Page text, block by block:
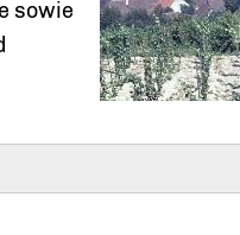
sowie